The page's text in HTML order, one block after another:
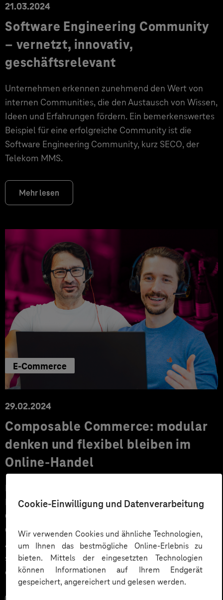
Cookie-Einwilligung und Datenverarbeitung
Wir verwenden Cookies und ähnliche Technologien,
um Ihnen das bestmögliche Online-Erlebnis zu
bieten. Mittels der eingesetzten Technologien
können Informationen auf Ihrem Endgerät
gespeichert, angereichert und gelesen werden.
21.03.2024
Software Engineering Community
– vernetzt, innovativ,
geschäftsrelevant
Unternehmen erkennen zunehmend den Wert von
internen Communities, die den Austausch von Wissen,
Ideen und Erfahrungen fördern. Ein bemerkenswertes
Beispiel für eine erfolgreiche Community ist die
Software Engineering Community, kurz SECO, der
Telekom MMS.
Mehr lesen
E-Commerce
29.02.2024
Composable Commerce: modular
denken und flexibel bleiben im
Online-Handel
Für Onlinehändler und Produzenten steht laut
Prognosen ein gutes Wachstumsjahr bevor.
Gleichzeitig werden die Kundenerwartungen an den E-
Commerce komplexer und die starren
Architekturkonzepte monolithischer Shopsysteme
stoßen an ihre Grenzen. Composable Commerce ist
das Buzzword der Stunde!